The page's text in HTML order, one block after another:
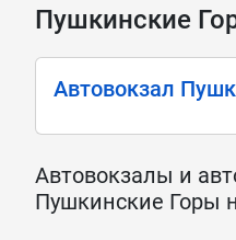
Пушкинские
Автовокзал
Автовокзалы и
Пушкинские Горы